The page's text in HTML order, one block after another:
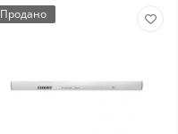
Продано